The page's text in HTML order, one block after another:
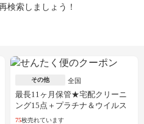
検索しましょう！
その他 全国
最長11ヶ月保管★宅配クリーニ
ング15点＋プラチナ＆ウイルス
加工
75枚売れています